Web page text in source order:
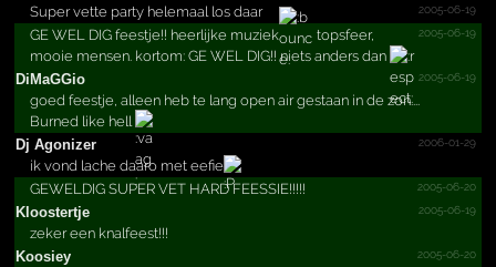
2005-06-19
Super vette party helemaal los daar
2005-06-19
GE WEL DIG feestje!! heerlijke muziek
topsfeer,
mooie mensen. kortom: GE WEL DIG!! niets anders dan
DiMaGGio
2005-06-19
goed feestje, alleen heb te lang open air gestaan in de zon....
Burned like hell
Dj Agonizer
2006-01-29
ik vond lache daaro met eefie
2005-06-20
GEWELDIG SUPER VET HARD FEESSIE!!!!!
Kloostertje
2005-06-19
zeker een knalfeest!!!
Koosiey
2005-06-20